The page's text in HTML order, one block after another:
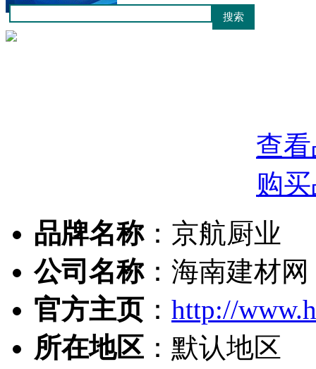
查
购
品牌名称：京航厨业
公司名称：海南建材网
官方主页 ： http://
所在地区 ：默认地区